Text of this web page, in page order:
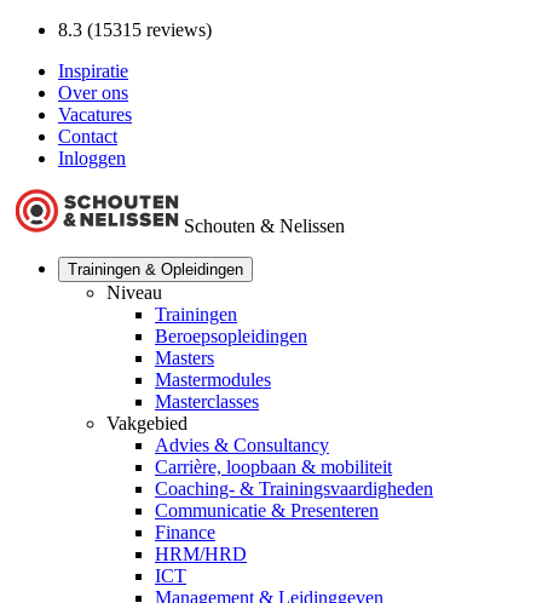
8.3 (15315 reviews)
Inspiratie
Over ons
Vacatures
Contact
Inloggen
Schouten & Nelissen
Trainingen & Opleidingen
Niveau
Trainingen
Beroepsopleidingen
Masters
Mastermodules
Masterclasses
Vakgebied
Advies & Consultancy
Carrière, loopbaan & mobiliteit
Coaching- & Trainingsvaardigheden
Communicatie & Presenteren
Finance
HRM/HRD
ICT
Management & Leidinggeven